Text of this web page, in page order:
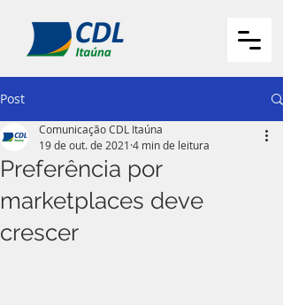
Post
Preferência por
marketplaces deve
crescer
Comunicação CDL Itaúna
19 de out. de 2021 4 min de leitura